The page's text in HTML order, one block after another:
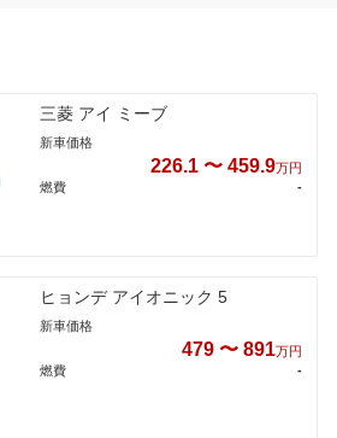
三菱 アイ ミーブ
新車価格
226.1 〜 459.9万円
燃費
-
ヒョンデ アイオニック 5
新車価格
479 〜 891万円
燃費
-